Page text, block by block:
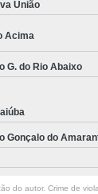
Detector
Motorista
e Distração
com
União
Acima
G. do Rio Abaixo
Gonçalo do
do autor. Crime de